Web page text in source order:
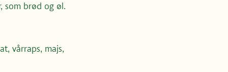
som brød og øl.
vårraps, majs,